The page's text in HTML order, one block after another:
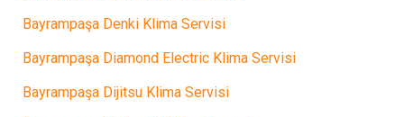
Bayrampaşa Denki Klima Servisi
Bayrampaşa Diamond Electric Klima Servisi
Bayrampaşa Dijitsu Klima Servisi